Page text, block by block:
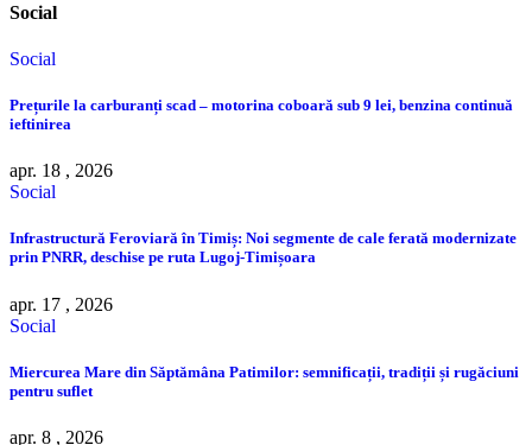
Social
Social
Prețurile la carburanți scad – motorina coboară sub 9 lei, benzina continuă
ieftinirea
apr. 18 , 2026
Social
Infrastructură Feroviară în Timiș: Noi segmente de cale ferată modernizate
prin PNRR, deschise pe ruta Lugoj-Timișoara
apr. 17 , 2026
Social
Miercurea Mare din Săptămâna Patimilor: semnificații, tradiții și rugăciuni
pentru suflet
apr. 8 , 2026